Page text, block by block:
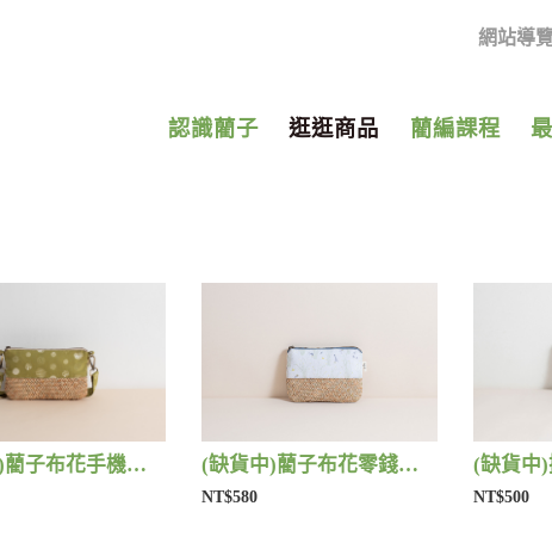
網站導
認識藺子 逛逛商品 藺編課程
(缺貨中)藺子布花手機包 | 藺子 (缺貨中)藺子布花零錢包 | 藺子
NT$580
(缺貨中
NT$500